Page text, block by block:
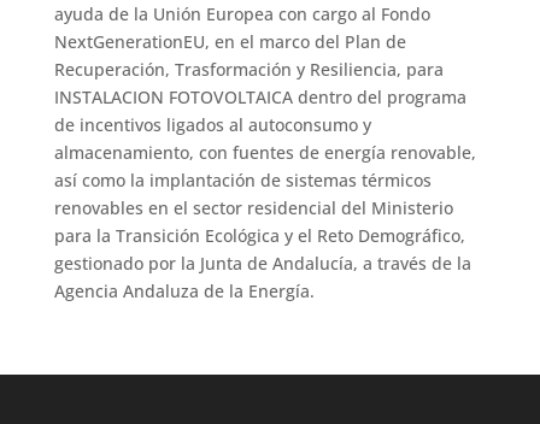
ayuda de la Unión Europea con cargo al Fondo
NextGenerationEU, en el marco del Plan de
Recuperación, Trasformación y Resiliencia, para
INSTALACION FOTOVOLTAICA dentro del programa
de incentivos ligados al autoconsumo y
almacenamiento, con fuentes de energía renovable,
así como la implantación de sistemas térmicos
renovables en el sector residencial del Ministerio
para la Transición Ecológica y el Reto Demográfico,
gestionado por la Junta de Andalucía, a través de la
Agencia Andaluza de la Energía.